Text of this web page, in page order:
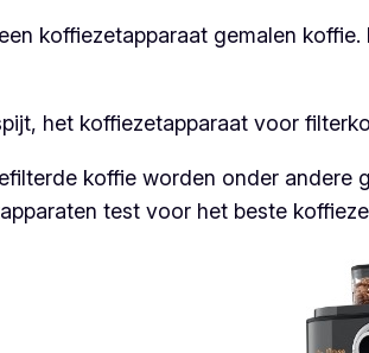
koffiezetapparaat gemalen
het koffiezetapparaat voor
koffie worden onder andere
test voor het beste